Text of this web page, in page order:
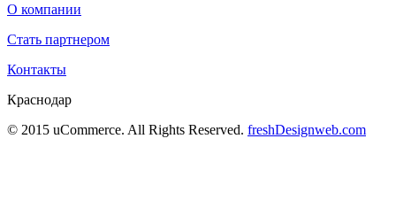
О компании
Стать партнером
Контакты
Краснодар
© 2015 uCommerce. All Rights Reserved. freshDesignweb.com